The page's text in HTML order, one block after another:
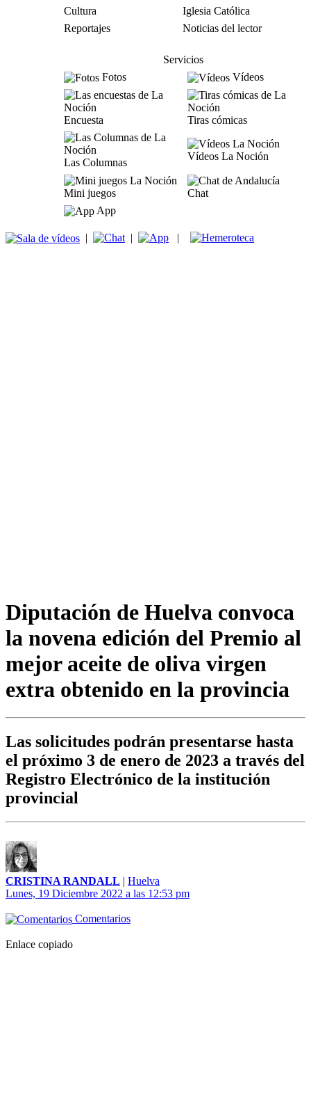
Cultura
Iglesia Católica
Reportajes
Noticias del lector
Servicios
Fotos
Vídeos
Encuesta Tiras cómicas
Las Columnas
Vídeos La Noción
Mini juegos
Chat
App
| | |
Diputación de Huelva convoca
la novena edición del Premio al
mejor aceite de oliva virgen
extra obtenido en la provincia
Las solicitudes podrán presentarse hasta
el próximo 3 de enero de 2023 a través del
Registro Electrónico de la institución
provincial
CRISTINA RANDALL | Huelva
Lunes, 19 Diciembre 2022 a las 12:53 pm
Comentarios
Enlace copiado